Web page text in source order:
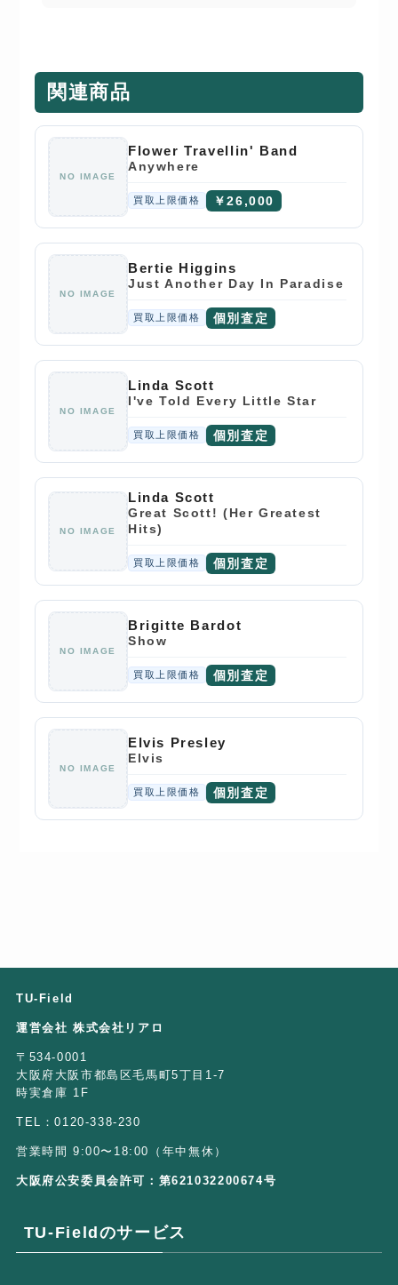
関連商品
NO IMAGE
Flower Travellin' Band
Anywhere
買取上限価格 ￥26,000
NO IMAGE
Bertie Higgins
Just Another Day In Paradise
買取上限価格 個別査定
NO IMAGE
Linda Scott
I've Told Every Little Star
買取上限価格 個別査定
NO IMAGE
Linda Scott
Great Scott! (Her Greatest
Hits)
買取上限価格 個別査定
NO IMAGE
Brigitte Bardot
Show
買取上限価格 個別査定
NO IMAGE
Elvis Presley
Elvis
買取上限価格 個別査定
TU-Field
運営会社 株式会社リアロ
〒534-0001
大阪府大阪市都島区毛馬町5丁目1-7
時実倉庫 1F
TEL：0120-338-230
営業時間 9:00〜18:00（年中無休）
大阪府公安委員会許可：第621032200674号
TU-Fieldのサービス